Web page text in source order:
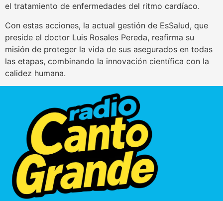
el tratamiento de enfermedades del ritmo cardíaco.
Con estas acciones, la actual gestión de EsSalud, que
preside el doctor Luis Rosales Pereda, reafirma su
misión de proteger la vida de sus asegurados en todas
las etapas, combinando la innovación científica con la
calidez humana.